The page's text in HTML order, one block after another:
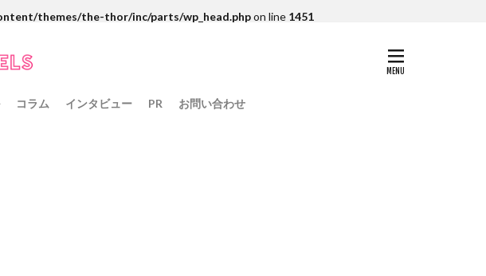
themes/the-thor/inc/parts/wp_head.phpon line 1451
コラム インタビュー PR お問い合わせ